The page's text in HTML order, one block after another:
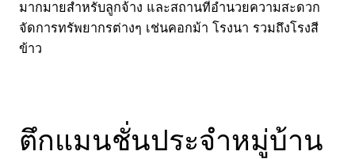
มากมายสำหรับลูกจ้าง และสถานที่อำนวยความสะดวก
จัดการทรัพยากรต่างๆ เช่นคอกม้า โรงนา รวมถึงโรงสี
ข้าว
ตึกแมนชั่นประจำหมู่บ้าน